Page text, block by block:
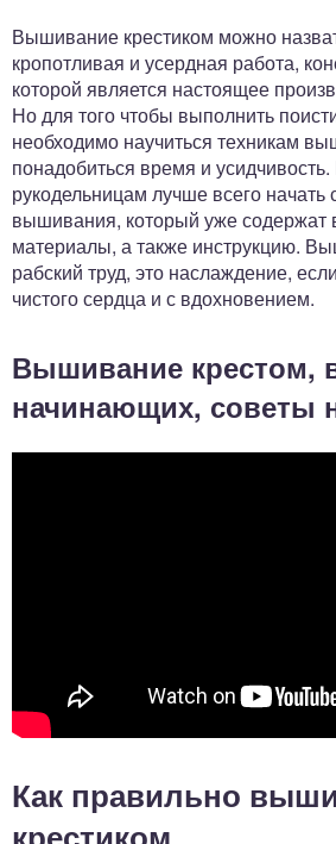
Вышивание крестиком можно
кропотливая и усердная работа,
которой является настоящее
Но для того чтобы выполнить
необходимо научиться техникам
понадобиться время и
рукодельницам лучше всего начать
вышивания, который уже содержат
материалы, а также инструкцию.
рабский труд, это наслаждение,
чистого сердца и с вдохновением.
Вышивание крестом,
начинающих, советы
Как правильно